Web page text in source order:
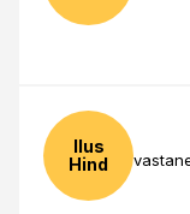
Ilus
Hind